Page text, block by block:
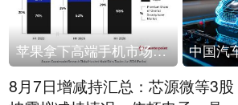
苹果拿下高端手机市场65%的份额：iPhone 17系列功不可没
8月7日增减持汇总：芯源微等3股